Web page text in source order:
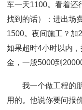
车一天1100。看着还
找到的话）：进出场
1500。夜间施工？加
如果超时4小时以内
金，一般5000到
我一个做工程的
用的。他说你要问报